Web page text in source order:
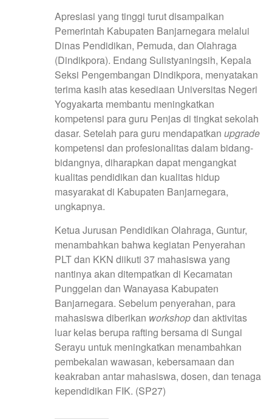
Apresiasi yang tinggi turut disampaikan
Pemerintah Kabupaten Banjarnegara melalui
Dinas Pendidikan, Pemuda, dan Olahraga
(Dindikpora). Endang Sulistyaningsih, Kepala
Seksi Pengembangan Dindikpora, menyatakan
terima kasih atas kesediaan Universitas Negeri
Yogyakarta membantu meningkatkan
kompetensi para guru Penjas di tingkat sekolah
dasar. Setelah para guru mendapatkan upgrade
kompetensi dan profesionalitas dalam bidang-
bidangnya, diharapkan dapat mengangkat
kualitas pendidikan dan kualitas hidup
masyarakat di Kabupaten Banjarnegara,
ungkapnya.
Ketua Jurusan Pendidikan Olahraga, Guntur,
menambahkan bahwa kegiatan Penyerahan
PLT dan KKN diikuti 37 mahasiswa yang
nantinya akan ditempatkan di Kecamatan
Punggelan dan Wanayasa Kabupaten
Banjarnegara. Sebelum penyerahan, para
mahasiswa diberikan workshopdan aktivitas
luar kelas berupa rafting bersama di Sungai
Serayu untuk meningkatkan menambahkan
pembekalan wawasan, kebersamaan dan
keakraban antar mahasiswa, dosen, dan tenaga
kependidikan FIK. (SP27)